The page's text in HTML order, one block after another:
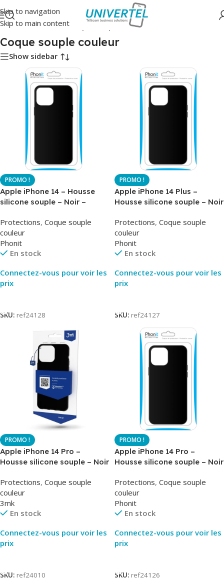
Skip to navigation
Skip to main content
Accueil /Protections/ Coque souple couleur
Coque souple couleur
Show sidebar
Apple iPhone 14 – Housse
silicone souple – Noir –
Protections, Coque souple
couleur
Phonit
En stock
Connectez-vous pour voir les
prix
SKU: ref24128
Apple iPhone 14 Plus –
Housse silicone souple – Noir
Protections, Coque souple
couleur
Phonit
En stock
Connectez-vous pour voir les
prix
SKU: ref24127
Apple iPhone 14 Pro –
Housse silicone souple – Noir
Protections, Coque souple
couleur
3mk
En stock
Connectez-vous pour voir les
prix
SKU: ref24010
Apple iPhone 14 Pro –
Housse silicone souple – Noir
Protections, Coque souple
couleur
Phonit
En stock
Connectez-vous pour voir les
prix
SKU: ref24126